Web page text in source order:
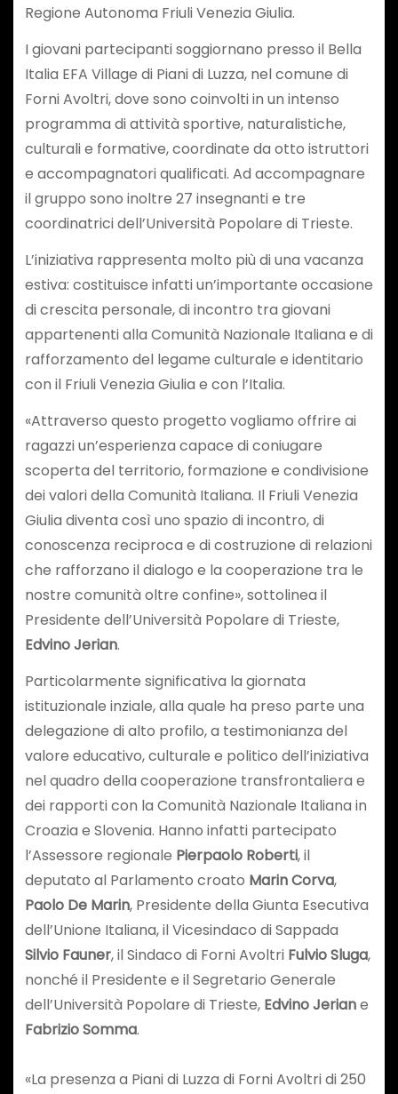
Regione Autonoma Friuli Venezia Giulia.
I giovani partecipanti soggiornano presso il Bella
Italia EFA Village di Piani di Luzza, nel comune di
Forni Avoltri, dove sono coinvolti in un intenso
programma di attività sportive, naturalistiche,
culturali e formative, coordinate da otto istruttori
e accompagnatori qualificati. Ad accompagnare
il gruppo sono inoltre 27 insegnanti e tre
coordinatrici dell’Università Popolare di Trieste.
L’iniziativa rappresenta molto più di una vacanza
estiva: costituisce infatti un’importante occasione
di crescita personale, di incontro tra giovani
appartenenti alla Comunità Nazionale Italiana e di
rafforzamento del legame culturale e identitario
con il Friuli Venezia Giulia e con l’Italia.
«Attraverso questo progetto vogliamo offrire ai
ragazzi un’esperienza capace di coniugare
scoperta del territorio, formazione e condivisione
dei valori della Comunità Italiana. Il Friuli Venezia
Giulia diventa così uno spazio di incontro, di
conoscenza reciproca e di costruzione di relazioni
che rafforzano il dialogo e la cooperazione tra le
nostre comunità oltre confine», sottolinea il
Presidente dell’Università Popolare di Trieste,
Edvino Jerian.
Particolarmente significativa la giornata
istituzionale inziale, alla quale ha preso parte una
delegazione di alto profilo, a testimonianza del
valore educativo, culturale e politico dell’iniziativa
nel quadro della cooperazione transfrontaliera e
dei rapporti con la Comunità Nazionale Italiana in
Croazia e Slovenia. Hanno infatti partecipato
l’Assessore regionale Pierpaolo Roberti, il
deputato al Parlamento croato Marin Corva,
Paolo De Marin, Presidente della Giunta Esecutiva
dell’Unione Italiana, il Vicesindaco di Sappada
Silvio Fauner, il Sindaco di Forni Avoltri Fulvio Sluga,
nonché il Presidente e il Segretario Generale
dell’Università Popolare di Trieste, Edvino Jeriane
Fabrizio Somma.
«La presenza a Piani di Luzza di Forni Avoltri di 250